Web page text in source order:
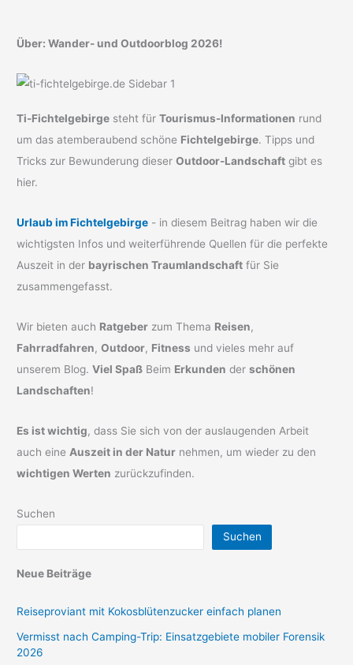
Über: Wander- und Outdoorblog 2026!
Ti-Fichtelgebirge steht fürTourismus-Informationen rund
um das atemberaubend schöne Fichtelgebirge. Tipps und
Tricks zur Bewunderung dieserOutdoor-Landschaft gibt es
hier.
Urlaub im Fichtelgebirge - in diesem Beitrag haben wir die
wichtigsten Infos und weiterführende Quellen für die perfekte
Auszeit in der bayrischen Traumlandschaft für Sie
zusammengefasst.
Wir bieten auch Ratgeber zum Thema Reisen,
Fahrradfahren,Outdoor, Fitness und vieles mehr auf
unserem Blog.Viel Spaß Beim Erkunden derschönen
Landschaften!
Es ist wichtig, dass Sie sich von der auslaugenden Arbeit
auch eine Auszeit in der Natur nehmen, um wieder zu den
wichtigen Werten zurückzufinden.
Suchen
Suchen
Neue Beiträge
Reiseproviant mit Kokosblütenzucker einfach planen
Vermisst nach Camping-Trip: Einsatzgebiete mobiler Forensik
2026